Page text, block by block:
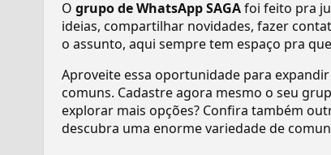
O grupo de WhatsApp SAGAfoi feito pra
ideias, compartilhar novidades, fazer
o assunto, aqui sempre tem espaço pra
Aproveite essa oportunidade para
comuns. Cadastre agora mesmo o seu
explorar mais opções? Confira também
descubra uma enorme variedade de